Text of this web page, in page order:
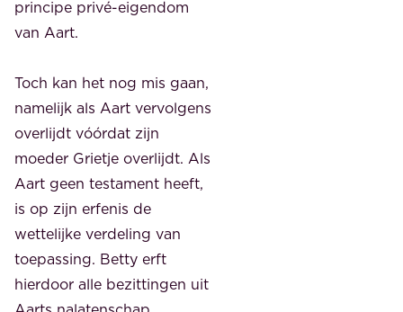
principe privé-eigendom
van Aart.
Toch kan het nog mis gaan,
namelijk als Aart vervolgens
overlijdt vóórdat zijn
moeder Grietje overlijdt. Als
Aart geen testament heeft,
is op zijn erfenis de
wettelijke verdeling van
toepassing. Betty erft
hierdoor alle bezittingen uit